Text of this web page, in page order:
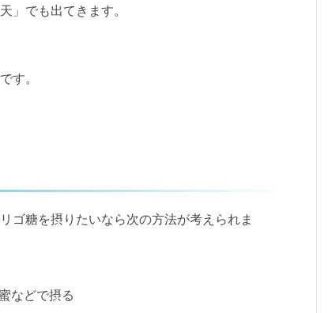
」でも出てきます。
す。
ゴ糖を摂りたいなら次の方法が考えられま
などで摂る